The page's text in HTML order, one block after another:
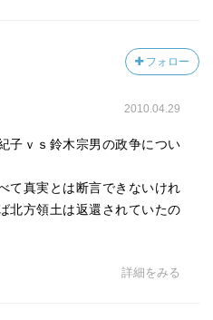
フォロー
2010.04.29
子ｖｓ鈴木宗男の政争につい
て真実とは断言できないけれ
北方領土は返還されていたの
詳細をみる